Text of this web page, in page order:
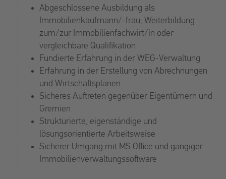
Abgeschlossene Ausbildung als
Immobilienkaufmann/-frau, Weiterbildung
zum/zur Immobilienfachwirt/in oder
vergleichbare Qualifikation
Fundierte Erfahrung in der WEG-Verwaltung
Erfahrung in der Erstellung von Abrechnungen
und Wirtschaftsplänen
Sicheres Auftreten gegenüber Eigentümern und
Gremien
Strukturierte, eigenständige und
lösungsorientierte Arbeitsweise
Sicherer Umgang mit MS Office und gängiger
Immobilienverwaltungssoftware